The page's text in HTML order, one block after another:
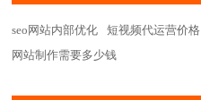
seo网站内部优化 短视频代运营价格
网站制作需要多少钱